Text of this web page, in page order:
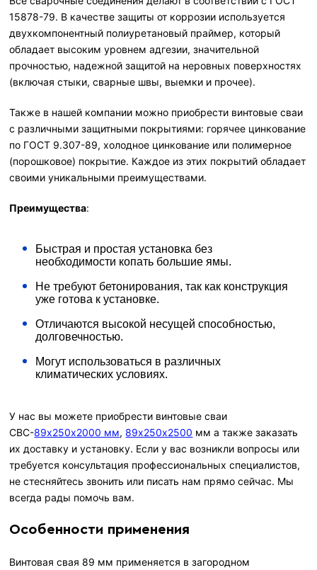
15878-79. В качестве защиты от коррозии используется
двухкомпонентный полиуретановый праймер, который
обладает высоким уровнем адгезии, значительной
прочностью, надежной защитой на неровных поверхностях
(включая стыки, сварные швы, выемки и прочее).
Также в нашей компании можно приобрести винтовые сваи
с различными защитными покрытиями: горячее цинкование
по ГОСТ 9.307-89, холодное цинкование или полимерное
(порошковое) покрытие. Каждое из этих покрытий обладает
своими уникальными преимуществами.
Преимущества:
Быстрая и простая установка без
необходимости копать большие ямы.
Не требуют бетонирования, так как конструкция
уже готова к установке.
Отличаются высокой несущей способностью,
долговечностью.
Могут использоваться в различных
климатических условиях.
У нас вы можете приобрести винтовые сваи
СВС-89х250х2000 мм,89х250х2500 мм а также заказать
их доставку и установку. Если у вас возникли вопросы или
требуется консультация профессиональных специалистов,
не стесняйтесь звонить или писать нам прямо сейчас. Мы
всегда рады помочь вам.
Особенности применения
Винтовая свая 89 мм применяется в загородном